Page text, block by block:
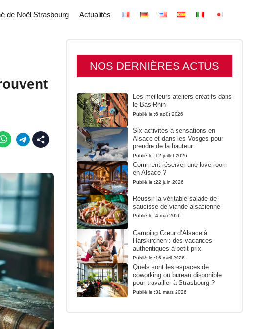
de Noël Strasbourg Actualités
NOS DERNIÈRES ACTUS
Les meilleurs ateliers créatifs dans
le Bas-Rhin
Publié le :6 août 2026
Six activités à sensations en
Alsace et dans les Vosges pour
prendre de la hauteur
Publié le :12 juillet 2026
Comment réserver une love room
en Alsace ?
Publié le :22 juin 2026
Réussir la véritable salade de
saucisse de viande alsacienne
Publié le :4 mai 2026
Camping Cœur d’Alsace à
Harskirchen : des vacances
authentiques à petit prix
Publié le :16 avril 2026
Quels sont les espaces de
coworking ou bureau disponible
pour travailler à Strasbourg ?
Publié le :31 mars 2026